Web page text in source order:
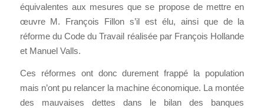
équivalentes aux mesures que se propose de mettre en
œuvre M. François Fillon s’il est élu, ainsi que de la
réforme du Code du Travail réalisée par François Hollande
et Manuel Valls.
Ces réformes ont donc durement frappé la population
mais n’ont pu relancer la machine économique. La montée
des mauvaises dettes dans le bilan des banques